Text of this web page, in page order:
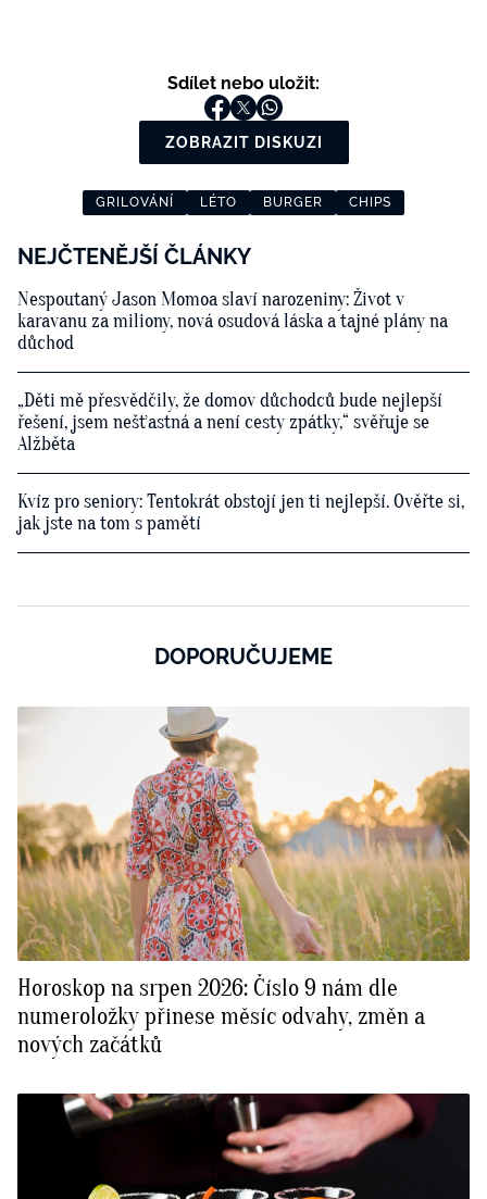
Sdílet nebo uložit:
ZOBRAZIT DISKUZI
GRILOVÁNÍ LÉTO BURGER CHIPS
NEJČTENĚJŠÍ ČLÁNKY
Nespoutaný Jason Momoa slaví narozeniny: Život v
karavanu za miliony, nová osudová láska a tajné plány na
důchod
„Děti mě přesvědčily, že domov důchodců bude nejlepší
řešení, jsem nešťastná a není cesty zpátky,“ svěřuje se
Alžběta
Kvíz pro seniory: Tentokrát obstojí jen ti nejlepší. Ověřte si,
jak jste na tom s pamětí
DOPORUČUJEME
Horoskop na srpen 2026: Číslo 9 nám dle
numeroložky přinese měsíc odvahy, změn a
nových začátků